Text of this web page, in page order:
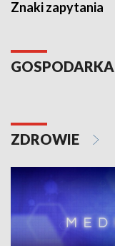
Znaki zapytania
GOSPODARKA
ZDROWIE